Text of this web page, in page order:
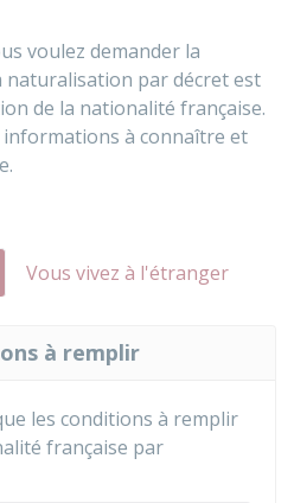
voulez demander la
naturalisation par décret est
de la nationalité française.
à connaître et
Vous vivez à l'étranger
à remplir
les conditions à remplir
française par